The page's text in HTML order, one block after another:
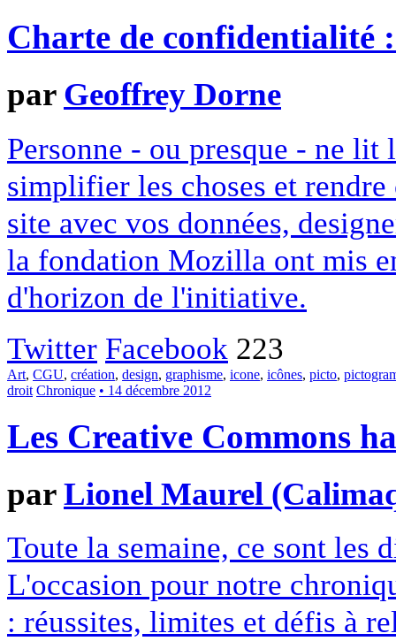
Charte de confidentialité
par Geoffrey Dorne
Personne - ou presque - ne
simplifier les choses et
site avec vos données,
la fondation Mozilla ont mis
d'horizon de l'initiative.
Twitter Facebook 223
Art, CGU, création, design, graphisme, icone, icônes, picto,
droit Chronique • 14 décembre 2012
Les Creative Commons
parLionel Maurel
Toute la semaine, ce sont les
L'occasion pour notre
: réussites, limites et défis à